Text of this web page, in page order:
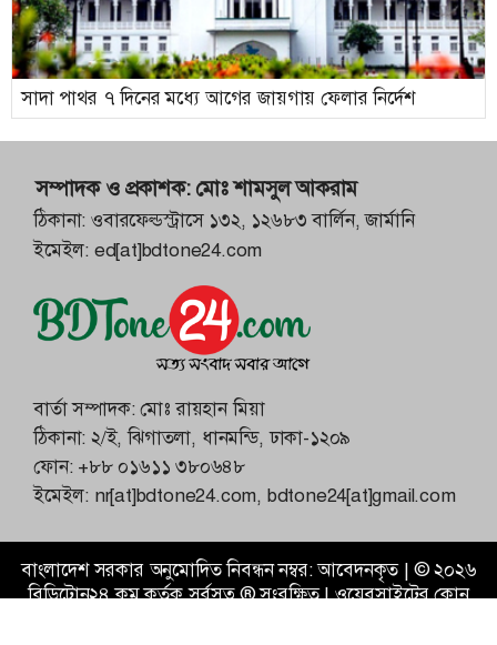
সাদা পাথর ৭ দিনের মধ্যে আগের জায়গায় ফেলার নির্দেশ
সম্পাদক ও প্রকাশক: মোঃ শামসুল আকরাম
ঠিকানা: ওবারফেল্ডস্ট্রাসে ১৩২, ১২৬৮৩ বার্লিন, জার্মানি
ইমেইল: ed[at]bdtone24.com
বার্তা সম্পাদক: মোঃ রায়হান মিয়া
ঠিকানা: ২/ই, ঝিগাতলা, ধানমন্ডি, ঢাকা-১২০৯
ফোন: +৮৮ ০১৬১১ ৩৮০৬৪৮
ইমেইল: nr[at]bdtone24.com, bdtone24[at]gmail.com
বাংলাদেশ সরকার অনুমোদিত নিবন্ধন নম্বর: আবেদনকৃত |©২০২৬
বিডিটোন২৪.কমকর্তৃক সর্বসত্ব ® সংরক্ষিত | ওয়েবসাইটের কোন